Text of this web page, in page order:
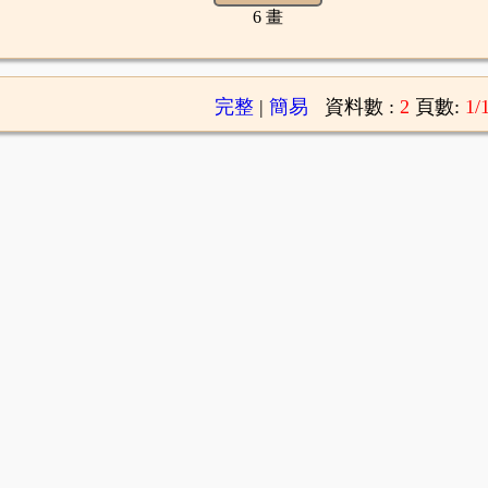
6 畫
完整| 簡易 資料數 : 2 頁數: 1/